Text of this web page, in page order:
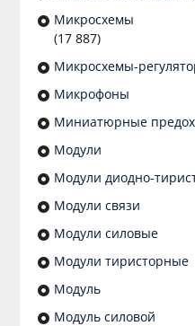
Микросхемы
(17 887)
Микросхемы-
Микрофоны
Миниатюрные
Модули
Модули диодно-
Модули связи
Модули силовые
Модули тиристорные
Модуль
Модуль силовой